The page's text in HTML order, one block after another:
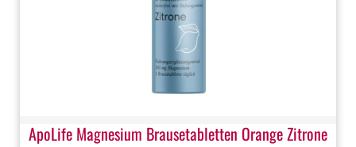
ApoLife Magnesium Brausetabletten Orange Zitrone